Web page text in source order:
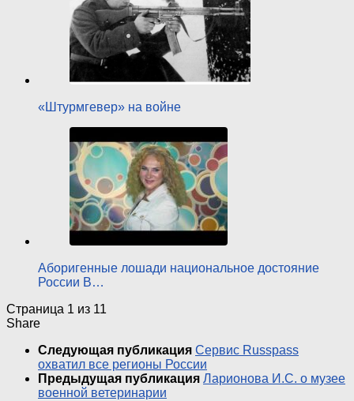
«Штурмгевер» на войне
Аборигенные лошади национальное достояние
России В…
Страница 1 из 11
Share
Следующая публикация Сервис Russpass
охватил все регионы России
Предыдущая публикация Ларионова И.С. о музее
военной ветеринарии